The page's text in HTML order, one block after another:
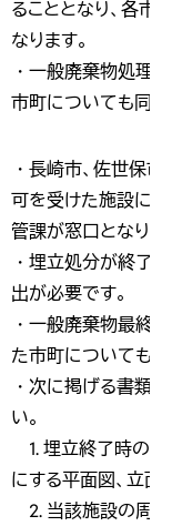
ることとなり、各市
なります。
・一般廃棄物処理
市町についても同様
・長崎市、佐世保
可を受けた施設に
管課が窓口となりま
・埋立処分が終了
出が必要です。
・一般廃棄物最終
た市町についても同
・次に掲げる書類
い。
1. 埋立終了時の
にする平面図、立面
2. 当該施設の周